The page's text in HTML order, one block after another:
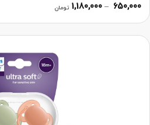
650,000
–
1,180,000 تومان